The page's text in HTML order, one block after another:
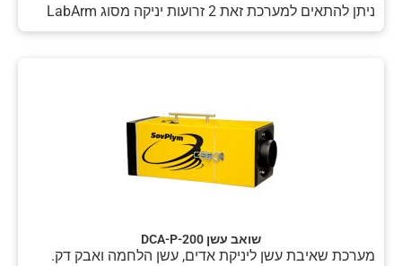
ניתן להתאים למערכת זאת 2 זרועות יניקה מסוג LabArm
שואב עשן DCA-P-200
מערכת שאיבת עשן ליניקת אדים, עשן הלחמה ואבק דק.